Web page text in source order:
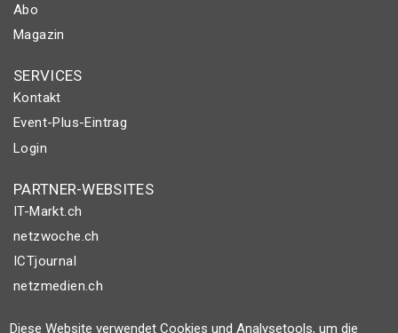
Abo
Magazin
SERVICES
Kontakt
Event-Plus-Eintrag
Login
PARTNER-WEBSITES
IT-Markt.ch
netzwoche.ch
ICTjournal
netzmedien.ch
© NETZMEDIEN AG 2026
Diese Website verwendet Cookies und Analysetools, um die